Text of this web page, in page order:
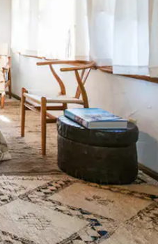
arba liesdami ir braukdami